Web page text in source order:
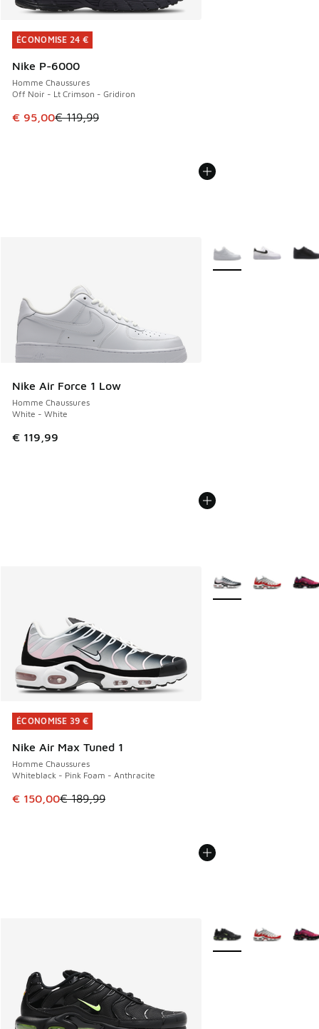
ÉCONOMISE 24 €
Nike P-6000
Homme Chaussures
Off Noir - Lt Crimson - Gridiron
Cet article est en promotion. Prix en baisse de € 119,99 à
€ 95,00€ 119,99
ÉCONOMISE 24 €
Nike Air Force 1 Low
Homme Chaussures
White - White
€ 119,99
Plus de couleurs
ÉCONOMISE 39 €
Nike Air Max Tuned 1
Homme Chaussures
Whiteblack - Pink Foam - Anthracite
Cet article est en promotion. Prix en baisse de € 189,99 à
€ 150,00€ 189,99
ÉCONOMISE 39 €
Plus de couleurs
Plus de couleurs